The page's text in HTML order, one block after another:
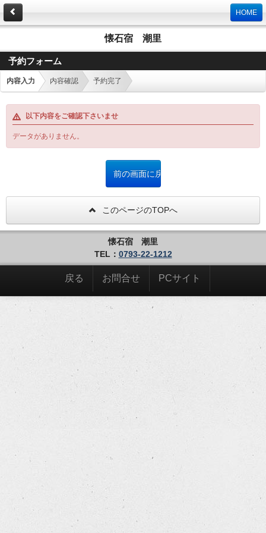
HOME
懐石宿 潮里
予約フォーム
内容入力 内容確認 予約完了
以下内容をご確認下さいませ
データがありません。
このページのTOPへ
懐石宿 潮里
TEL： 0793-22-1212
戻る お問合せ PCサイト